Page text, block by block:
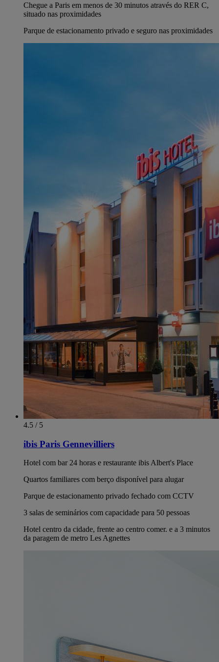
Chegue a Paris em menos de 30 minutos através do RER C,
situado nas proximidades
Parque de estacionamento privado e seguro nas proximidades
4.5 / 5
ibis Paris Gennevilliers
Hotel com bar 24 horas e restaurante ibis Albert's Place
Quartos familiares com berço disponível para alugar
Parque de estacionamento privado fechado com CCTV
3 salas de seminários com capacidade para 50 pessoas
Hotel centro da cidade, frente ao centro comer. e a 3 minutos
da paragem de metro Les Agnettes